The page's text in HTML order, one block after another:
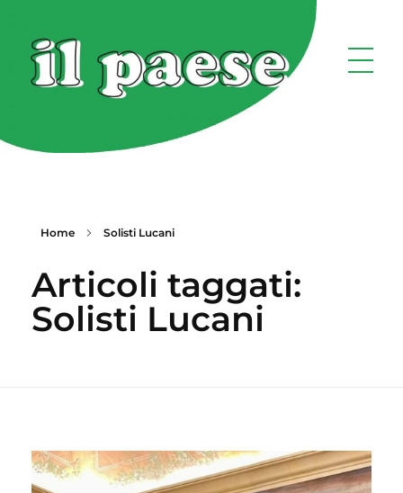
Home Solisti Lucani
Articoli taggati:
Solisti Lucani